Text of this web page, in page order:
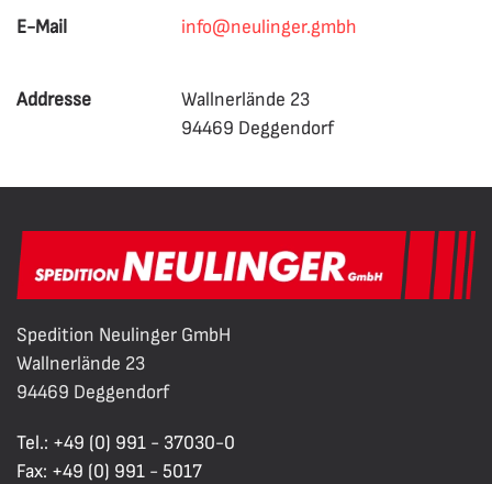
E-Mail
info@neulinger.gmbh
Addresse
Wallnerlände 23
94469 Deggendorf
Spedition Neulinger GmbH
Wallnerlände 23
94469 Deggendorf
Tel.: +49 (0) 991 - 37030-0
Fax: +49 (0) 991 - 5017